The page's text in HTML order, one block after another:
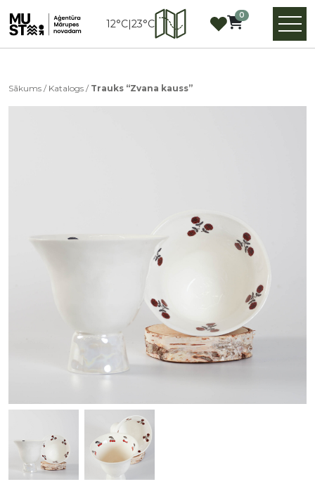
12°C|23°C
0
Sākums / Katalogs / Trauks “Zvana kauss”